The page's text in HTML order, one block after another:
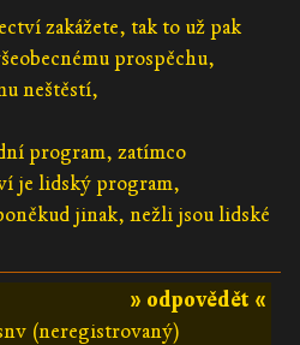
zakážete, tak to už pak
prospěchu,
neštěstí,
program, zatímco
je lidský program,
jinak, nežli jsou lidské
» odpovědět «
(neregistrovaný)